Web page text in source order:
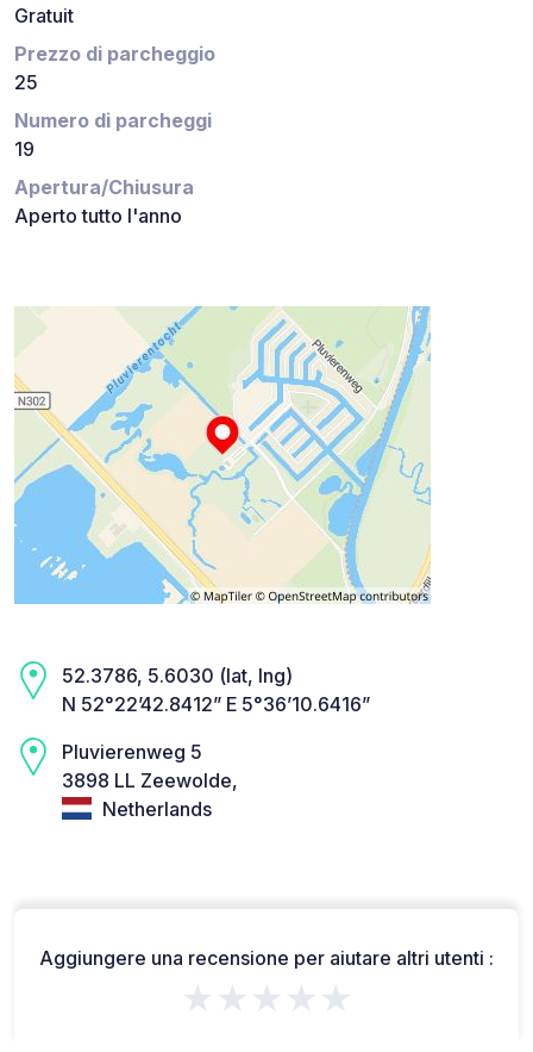
Gratuit
Prezzo di parcheggio
25
Numero di parcheggi
19
Apertura/Chiusura
Aperto tutto l'anno
52.3786, 5.6030 (lat, lng)
N 52°22’42.8412” E 5°36’10.6416”
Pluvierenweg 5
3898 LL Zeewolde,
Netherlands
Aggiungere una recensione per aiutare altri utenti :
★★★★★